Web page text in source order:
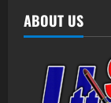
ABOUT US